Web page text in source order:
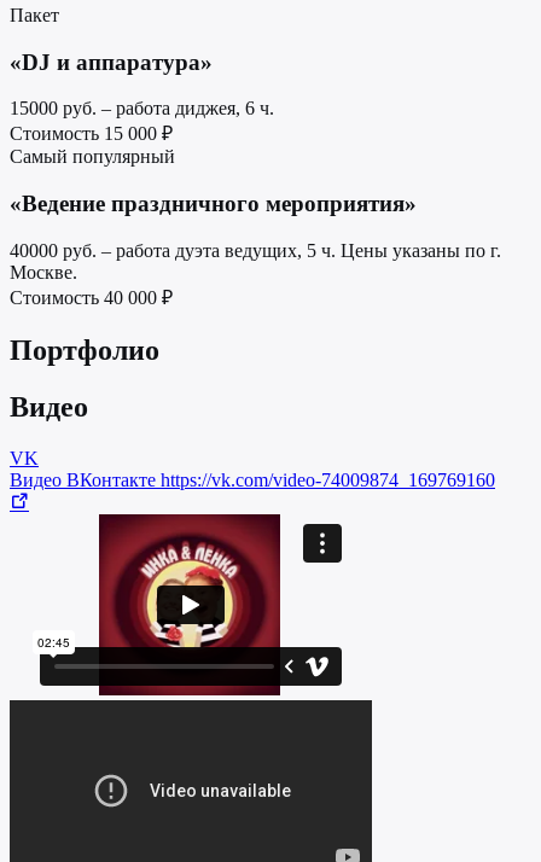
Пакет
«DJ и аппаратура»
15000 руб. – работа диджея, 6 ч.
Стоимость 15 000 ₽
Самый популярный
«Ведение праздничного мероприятия»
40000 руб. – работа дуэта ведущих, 5 ч. Цены указаны по г.
Москве.
Стоимость 40 000 ₽
Портфолио
Видео
VK
Видео ВКонтакте https://vk.com/video-74009874_169769160